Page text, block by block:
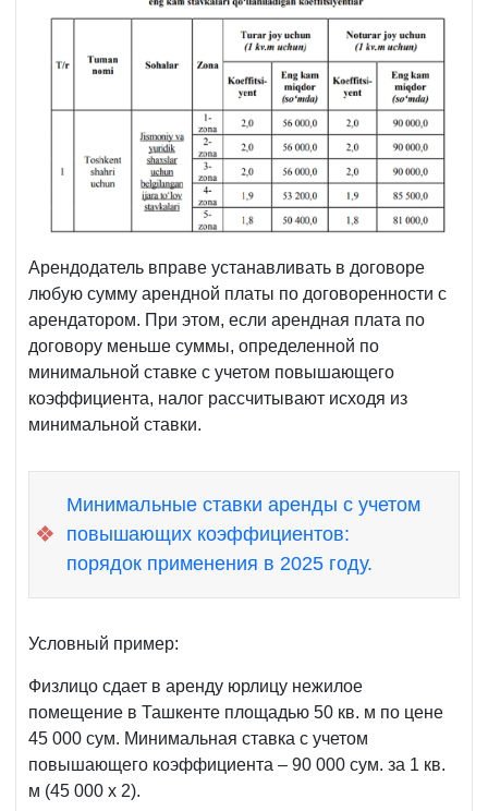
Арендодатель вправе устанавливать в договоре
любую сумму арендной платы по договоренности с
арендатором. При этом, если арендная плата по
договору меньше суммы, определенной по
минимальной ставке с учетом повышающего
коэффициента, налог рассчитывают исходя из
минимальной ставки.
❖
Минимальные ставки аренды с учетом
повышающих коэффициентов:
порядок применения в 2025 году.
Условный пример:
Физлицо сдает в аренду юрлицу нежилое
помещение в Ташкенте площадью 50 кв. м по цене
45 000 сум. Минимальная ставка с учетом
повышающего коэффициента – 90 000 сум. за 1 кв.
м (45 000 х 2).